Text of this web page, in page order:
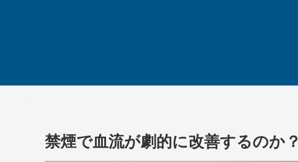
禁煙で血流が劇的に改善するのか？